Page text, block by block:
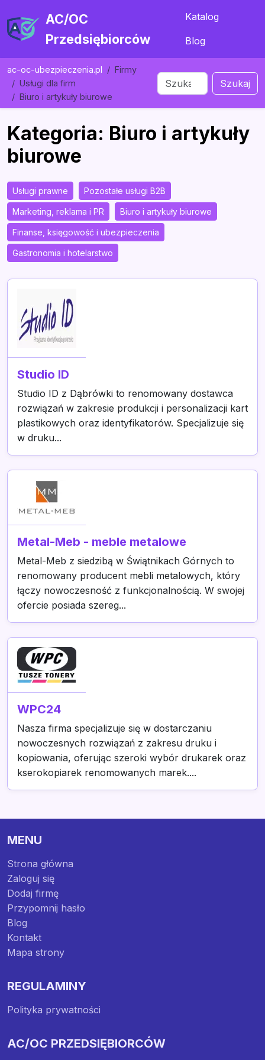
AC/OC
Przedsiębiorców
Katalog
Blog
ac-oc-ubezpieczenia.pl
Firmy
Usługi dla firm
Biuro i artykuły biurowe
Szukaj
Kategoria: Biuro i artykuły
biurowe
Usługi prawne Pozostałe usługi B2B
Marketing, reklama i PR Biuro i artykuły biurowe
Finanse, księgowość i ubezpieczenia
Gastronomia i hotelarstwo
Studio ID
Studio ID z Dąbrówki to renomowany dostawca
rozwiązań w zakresie produkcji i personalizacji kart
plastikowych oraz identyfikatorów. Specjalizuje się
w druku...
Metal-Meb - meble metalowe
Metal-Meb z siedzibą w Świątnikach Górnych to
renomowany producent mebli metalowych, który
łączy nowoczesność z funkcjonalnością. W swojej
ofercie posiada szereg...
WPC24
Nasza firma specjalizuje się w dostarczaniu
nowoczesnych rozwiązań z zakresu druku i
kopiowania, oferując szeroki wybór drukarek oraz
kserokopiarek renomowanych marek....
MENU
Strona główna
Zaloguj się
Dodaj firmę
Przypomnij hasło
Blog
Kontakt
Mapa strony
REGULAMINY
Polityka prywatności
AC/OC PRZEDSIĘBIORCÓW